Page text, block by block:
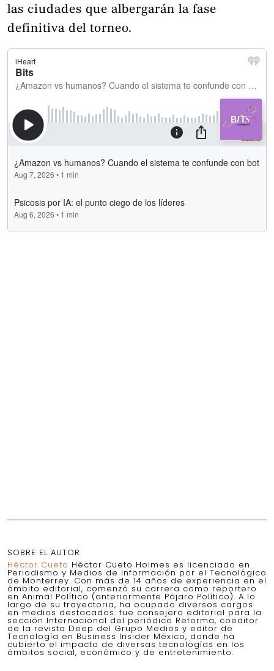
las ciudades que albergarán la fase
definitiva del torneo.
SOBRE EL AUTOR
Héctor Cueto Héctor Cueto Holmes es licenciado en
Periodismo y Medios de Información por el Tecnológico
de Monterrey. Con más de 14 años de experiencia en el
ámbito editorial, comenzó su carrera como reportero
en Animal Político (anteriormente Pájaro Político). A lo
largo de su trayectoria, ha ocupado diversos cargos
en medios destacados: fue consejero editorial para la
sección Internacional del periódico Reforma, coeditor
de la revista Deep del Grupo Medios y editor de
Tecnología en Business Insider México, donde ha
cubierto el impacto de diversas tecnologías en los
ámbitos social, económico y de entretenimiento.